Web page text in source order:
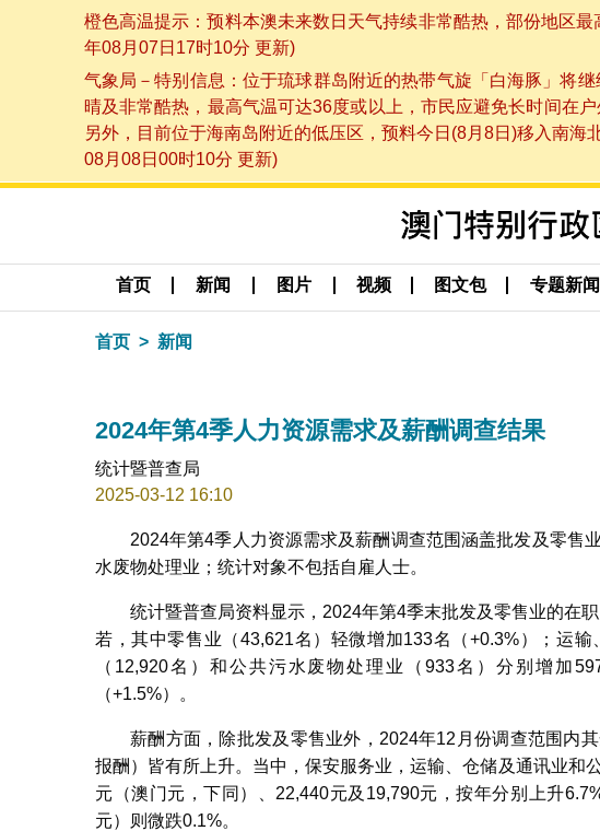
橙色高温提示：预料本澳未来数日天气持续非常酷热，部份地区
年08月07日17时10分 更新)
气象局－特别信息：位于琉球群岛附近的热带气旋「白海豚」将
晴及非常酷热，最高气温可达36度或以上，市民应避免长时间在
另外，目前位于海南岛附近的低压区，预料今日(8月8日)移入南
08月08日00时10分 更新)
首页 新闻 图片 视频 图文包 专题新闻
首页 新闻
2024年第4季人力资源需求及薪酬调查结果
统计暨普查局
2025-03-12 16:10
2024年第4季人力资源需求及薪酬调查范围涵盖批发及零售
水废物处理业；统计对象不包括自雇人士。
统计暨普查局资料显示，2024年第4季末批发及零售业的在
若，其中零售业（43,621名）轻微增加133名（+0.3%）；运
（12,920名）和公共污水废物处理业（933名）分别增加
（+1.5%）。
薪酬方面，除批发及零售业外，2024年12月份调查范围内
报酬）皆有所上升。当中，保安服务业，运输、仓储及通讯业和
元（澳门元，下同）、22,440元及19,790元，按年分别上升
元）则微跌0.1%。